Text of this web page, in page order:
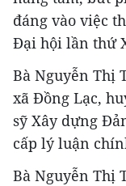
đáng vào việc
Đại hội lần thứ
Bà Nguyễn Thị
xã Đồng Lạc,
sỹ Xây dựng
cấp lý luận
Bà Nguyễn Thị